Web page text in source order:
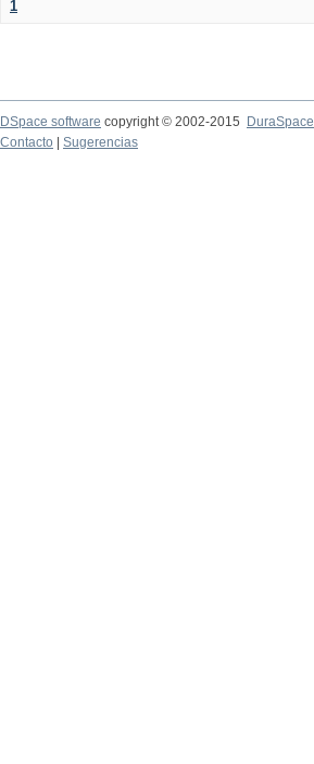
1
DSpace software copyright © 2002-2015
DuraSpace
Contacto
Sugerencias